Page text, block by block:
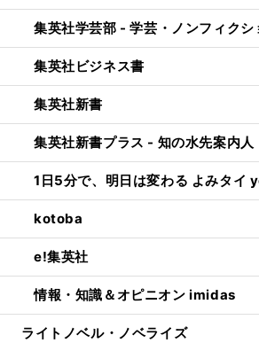
集英社学芸部 - 学芸・ノンフィクシ
集英社ビジネス書
集英社新書
集英社新書プラス - 知の水先案内人
1日5分で、明日は変わる よみタイ
kotoba
e!集英社
情報・知識＆オピニオン imidas
ライトノベル・ノベライズ